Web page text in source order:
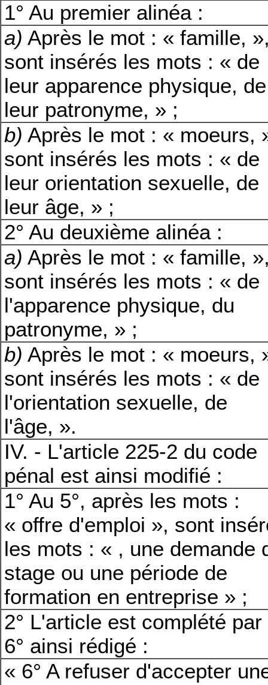
1° Au premier alinéa :
a) Après le mot : « famille,
sont insérés les mots : « de
leur apparence physique, de
leur patronyme, » ;
b) Après le mot : « moeurs,
sont insérés les mots : « de
leur orientation sexuelle, de
leur âge, » ;
2° Au deuxième alinéa :
a) Après le mot : « famille,
sont insérés les mots : « de
l'apparence physique, du
patronyme, » ;
b) Après le mot : « moeurs,
sont insérés les mots : « de
l'orientation sexuelle, de
l'âge, ».
IV. - L'article 225-2 du code
pénal est ainsi modifié :
1° Au 5°, après les mots :
« offre d'emploi », sont
les mots : « , une demande
stage ou une période de
formation en entreprise » ;
2° L'article est complété par
6° ainsi rédigé :
« 6° A refuser d'accepter